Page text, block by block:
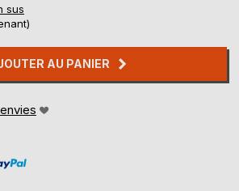
sus
AU PANIER